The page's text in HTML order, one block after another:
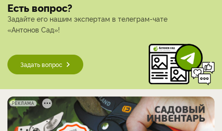
Есть вопрос?
Задайте его нашим экспертам в телеграм-чате
«Антонов Сад»!
Задать вопрос
РЕКЛАМА